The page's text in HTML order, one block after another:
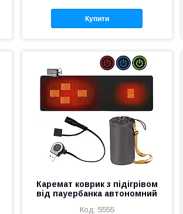
Купити
Каремат коврик з підігрівом
від пауербанка автономний
5555